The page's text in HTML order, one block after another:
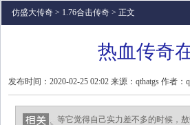
仿盛大传奇 > 1.76合击传奇 > 正文
热血传奇
发布时间：2020-02-25 02:02 来源：qthatgs 作者：
等它觉得自己实力差不多的时候，